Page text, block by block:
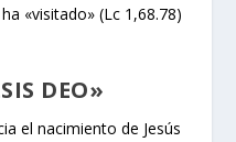
«visitado» (Lc 1,68.78)
DEO»
el nacimiento de Jesús